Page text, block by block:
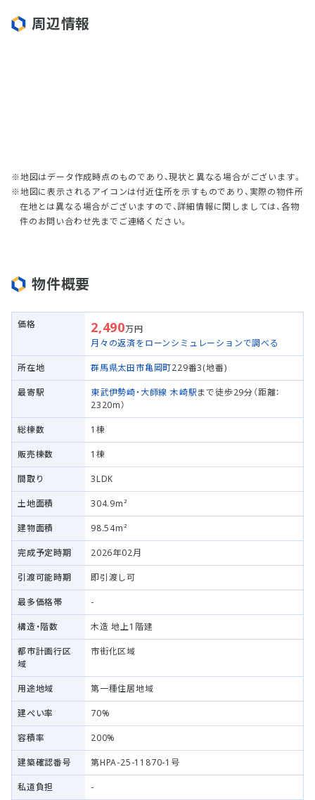
周辺情報
地図はデータ作成時点のものであり、現状と異なる場合がございます。
地図に表示されるアイコンは付近住所を示すものであり、実際の物件所
在地とは異なる場合がございますので、詳細情報に関しましては、各物
件のお問い合わせ先までご連絡ください。
物件概要
価格 2,490万円
月々の返済をローンシミュレーションで調べる
所在地 群馬県太田市亀岡町229番3(地番)
最寄駅 東武伊勢崎・大師線 木崎駅まで徒歩29分（距離：
2320m）
総棟数 1棟
販売棟数 1棟
間取り 3LDK
土地面積 304.9m²
建物面積 98.54m²
完成予定時期 2026年02月
引渡可能時期 即引渡し可
最多価格帯 -
構造・階数 木造 地上1階建
都市計画行区
域
市街化区域
用途地域 第一種住居地域
建ぺい率 70%
容積率 200%
建築確認番号 第HPA-25-11870-1号
私道負担 -